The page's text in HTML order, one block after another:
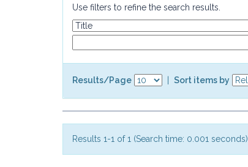
Use filters to refine the search results.
Results/Page Sort items by
Results 1-1 of 1 (Search time: 0.001 seconds).